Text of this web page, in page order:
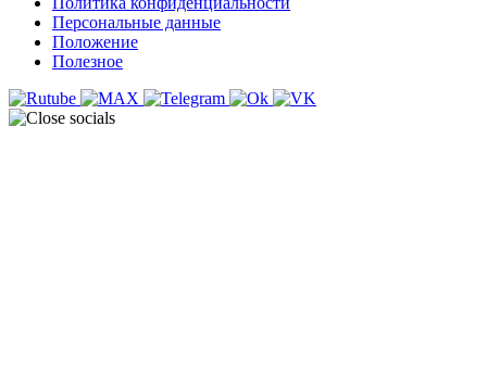
Персональные данные
Положение
Полезное